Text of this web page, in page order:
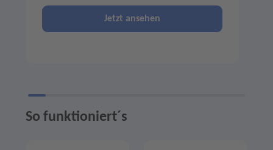
Jetzt ansehen
So funktioniert´s